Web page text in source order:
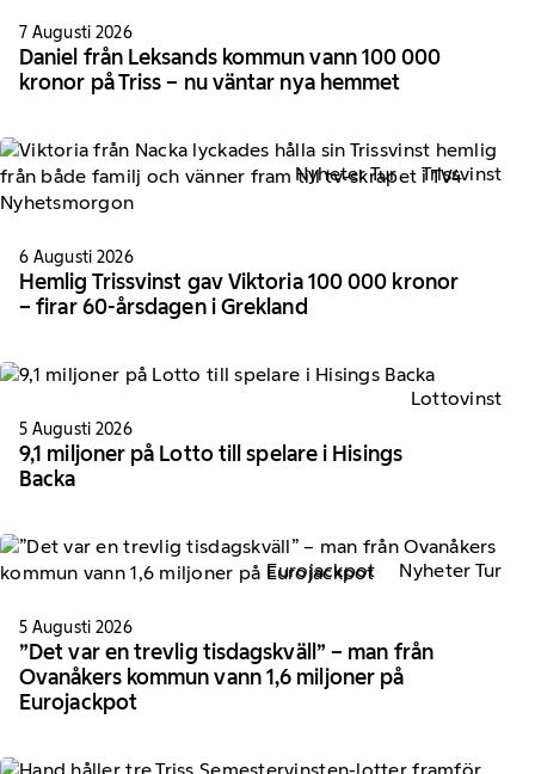
7 Augusti 2026
Daniel från Leksands kommun vann 100 000
kronor på Triss – nu väntar nya hemmet
Nyheter Tur Trissvinst
6 Augusti 2026
Hemlig Trissvinst gav Viktoria 100 000 kronor
– firar 60-årsdagen i Grekland
Lottovinst
5 Augusti 2026
9,1 miljoner på Lotto till spelare i Hisings
Backa
Eurojackpot Nyheter Tur
5 Augusti 2026
”Det var en trevlig tisdagskväll” – man från
Ovanåkers kommun vann 1,6 miljoner på
Eurojackpot